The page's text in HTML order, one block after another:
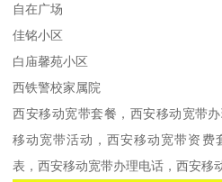
自在广场
佳铭小区
白庙馨苑小区
西铁警校家属院
西安移动宽带套餐，西安移动宽带
移动宽带活动，西安移动宽带资费
表，西安移动宽带办理电话，西安移